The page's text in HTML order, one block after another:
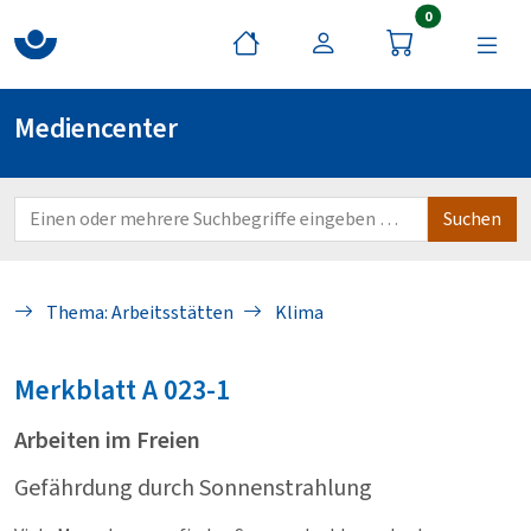
0Artikel im
Mediencenter
Thema: Arbeitsstätten Klima
MerkblattA 023-1
Arbeiten im Freien
Gefährdung durch Sonnenstrahlung